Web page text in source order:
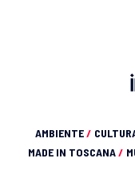
AMBIENTE/
MADE IN TOSCANA/